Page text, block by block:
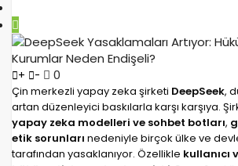
+ - 0
Çin merkezli yapay zeka şirketi DeepSeek,
artan düzenleyici baskılarla karşı karşıya.
yapay zeka modelleri ve sohbet botları,
etik sorunları nedeniyle birçok ülke ve
tarafından yasaklanıyor. Özellikle kullanıcı